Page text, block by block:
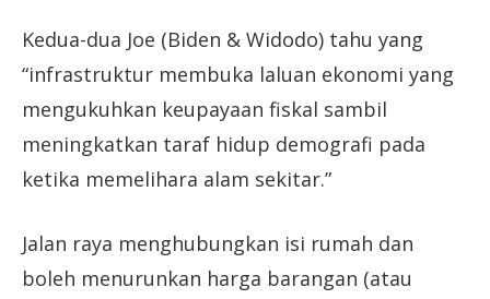
Kedua-dua Joe (Biden & Widodo) tahu yang
“infrastruktur membuka laluan ekonomi yang
mengukuhkan keupayaan fiskal sambil
meningkatkan taraf hidup demografi pada
ketika memelihara alam sekitar.”
Jalan raya menghubungkan isi rumah dan
boleh menurunkan harga barangan (atau